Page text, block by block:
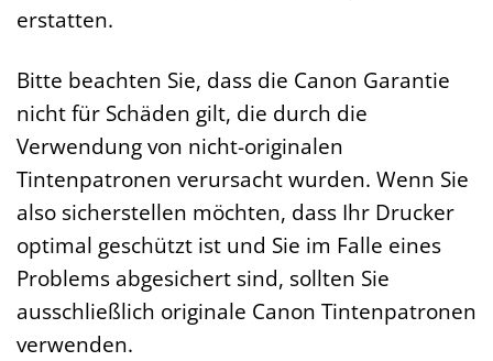
erstatten.
Bitte beachten Sie, dass die Canon Garantie
nicht für Schäden gilt, die durch die
Verwendung von nicht-originalen
Tintenpatronen verursacht wurden. Wenn Sie
also sicherstellen möchten, dass Ihr Drucker
optimal geschützt ist und Sie im Falle eines
Problems abgesichert sind, sollten Sie
ausschließlich originale Canon Tintenpatronen
verwenden.